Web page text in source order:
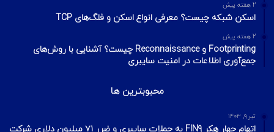
شهریور ۲۴, ۱۳۹۹